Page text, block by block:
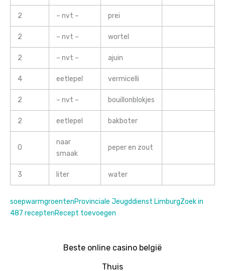
2 – nvt – prei
2 – nvt – wortel
2 – nvt – ajuin
4 eetlepel vermicelli
2 – nvt – bouillonblokjes
2 eetlepel bakboter
0
naar
smaak
peper en zout
3 liter water
soepwarmgroentenProvinciale Jeugddienst LimburgZoek in
487 receptenRecept toevoegen
Beste online casino belgië
Thuis